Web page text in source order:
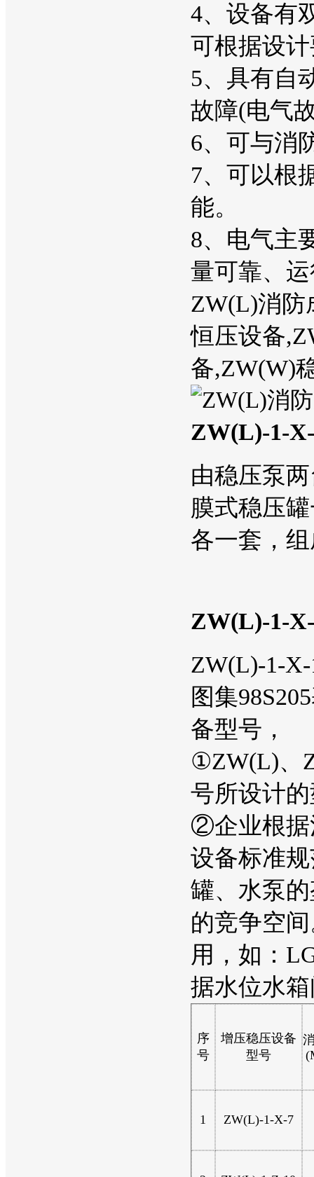
4、设备有
可根据设
5、具有自
故障(电气
6、可与消
7、可以根
能。
8、电气主
量可靠、
ZW(L)消防
恒压设备
备,ZW(W)
ZW(L)-1-
由稳压泵
膜式稳压
各一套，
ZW(L)-1-
ZW(L)-1-
图集
备型号，
①ZW(L)、
号所设计
②企业根据
设备标准
罐、水泵
的竞争空
用，如：
据水位水
序
号
增压稳压设备
型号
1 ZW(L)-1-X-7